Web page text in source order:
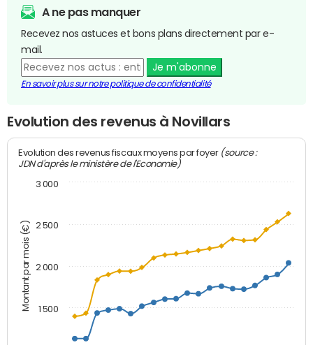
A ne pas manquer
Recevez nos astuces et bons plans directement par e-
mail.
Je m'abonne
En savoir plus sur notre politique de confidentialité
Evolution des revenus à Novillars
Montant par mois (€)
Evolution des revenus fiscaux moyens par foyer (source :
JDN d'après le ministère de l'Economie)
1 500
2 000
2 500
3 000